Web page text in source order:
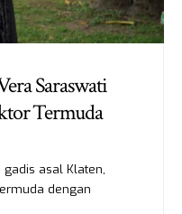
Saraswati
Termuda
gadis asal Klaten,
dengan